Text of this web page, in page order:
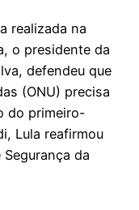
realizada na
o presidente da
defendeu que
(ONU) precisa
do primeiro-
Lula reafirmou
da